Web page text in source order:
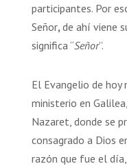
participantes. Por
Señor, de ahí viene
significa “Señor”.
El Evangelio de hoy
ministerio en
Nazaret, donde se
consagrado a Dios
razón que fue el día,